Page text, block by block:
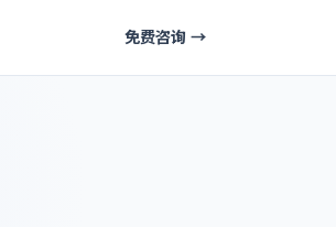
免费咨询 →